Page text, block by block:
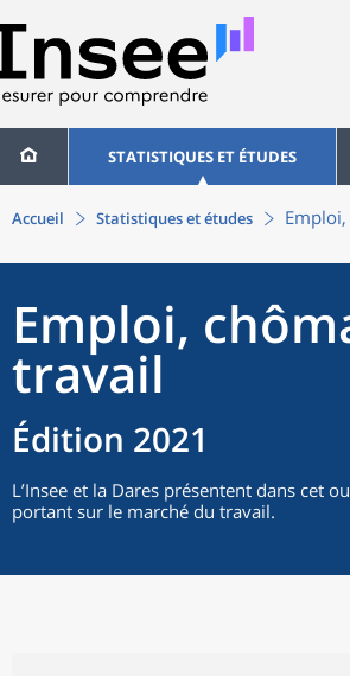
STATISTIQUES ET ÉTUDES
Accueil Statistiques et études
Emploi,
travail
Édition 2021
L’Insee et la Dares présentent dans cet
portant sur le marché du travail.